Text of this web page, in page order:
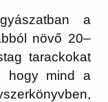
a
növő 20–
tarackokat
hogy mind a